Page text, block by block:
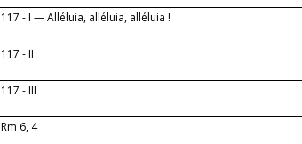
117 - I — Alléluia, alléluia, alléluia !
117 - II
117 - III
Rm 6, 4